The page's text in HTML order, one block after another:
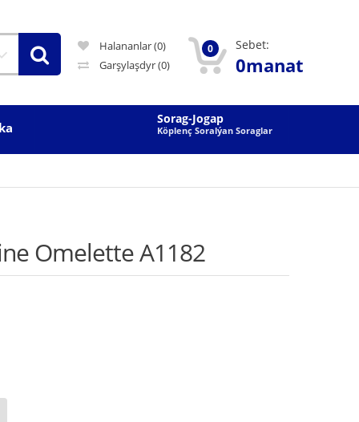
Halananlar (0)
Garşylaşdyr(0)
0 Sebet:
0manat
Sorag-Jogap
Köplenç Soralýan Soraglar
Omelette A1182